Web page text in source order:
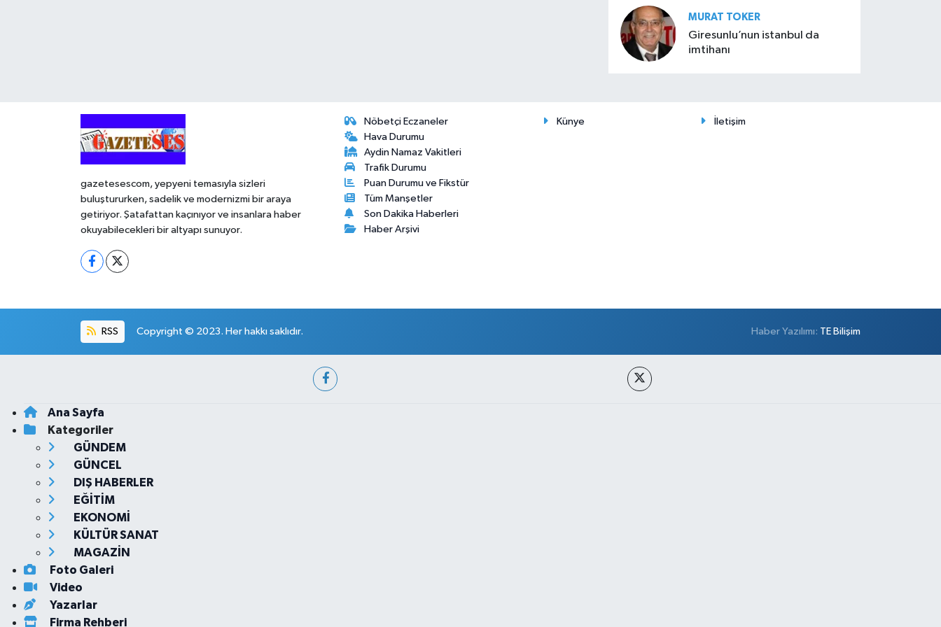
MURAT TOKER
Giresunlu’nun istanbul da
imtihanı
gazetesescom, yepyeni temasıyla sizleri
buluştururken, sadelik ve modernizmi bir araya
getiriyor. Şatafattan kaçınıyor ve insanlara haber
okuyabilecekleri bir altyapı sunuyor.
Nöbetçi Eczaneler
Hava Durumu
Aydin Namaz Vakitleri
Trafik Durumu
Puan Durumu ve Fikstür
Tüm Manşetler
Son Dakika Haberleri
Haber Arşivi
Künye İletişim
RSS Copyright © 2023. Her hakkı saklıdır. Haber Yazılımı: TE Bilişim
Ana Sayfa
Kategoriler
GÜNDEM
GÜNCEL
DIŞ HABERLER
EĞİTİM
EKONOMİ
KÜLTÜR SANAT
MAGAZİN
Foto Galeri
Video
Yazarlar
Firma Rehberi